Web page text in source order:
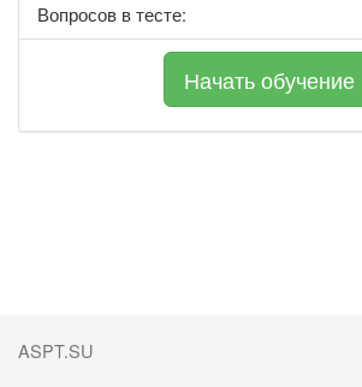
Вопросов в тесте:
ASPT.SU